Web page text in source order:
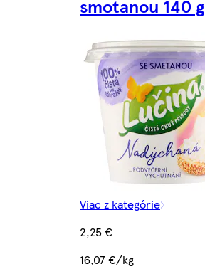
smotanou 140 g
Viac z kategórie
2,25 €
16,07 €/kg